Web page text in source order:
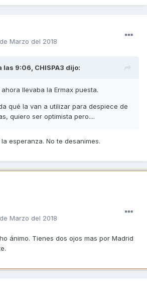
Marzo del 2018
las 9:06, CHISPA3 dijo:
llevaba la Ermax puesta.
qué la van a utilizar para despiece de
quiero ser optimista pero....
esperanza. No te desanimes.
Marzo del 2018
ánimo. Tienes dos ojos mas por Madrid